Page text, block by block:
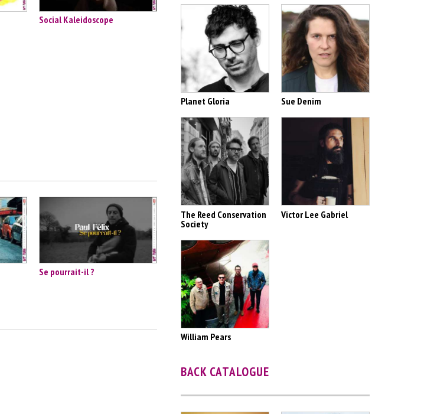
Social Kaleidoscope
Se pourrait-il ?
Planet Gloria Sue Denim
The Reed Conservation
Society
Victor Lee Gabriel
William Pears
BACK CATALOGUE